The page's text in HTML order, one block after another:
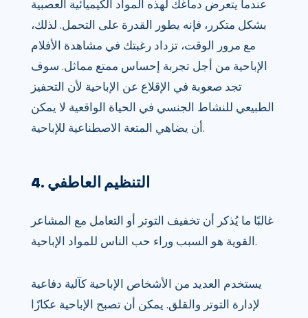
عندما يتعرض دماغك لهذه المواد الكيميائية العصبية
بشكل متكرر، فإنه يطور القدرة على التحمل. لذلك،
مع مرور الوقت، تزداد رغبتك في مشاهدة الأفلام
الإباحية من أجل تجربة إحساس ممتع مماثل. سوف
تجد صعوبة في الإقلاع عن الإباحية لأن التحفيز
الطبيعي للنشاط الجنسي في الحياة الواقعية لا يمكن
أن يضاهي المتعة الاصطناعية للإباحية.
4. التنظيم العاطفي
غالبًا ما يُذكر أن تخفيف التوتر أو التعامل مع المشاعر
القوية هو السبب وراء حب الناس للمواد الإباحية.
يستخدم العديد من الأشخاص الإباحية كآلية دفاعية
لإدارة التوتر والقلق. يمكن أن تصبح الإباحية عكازًا